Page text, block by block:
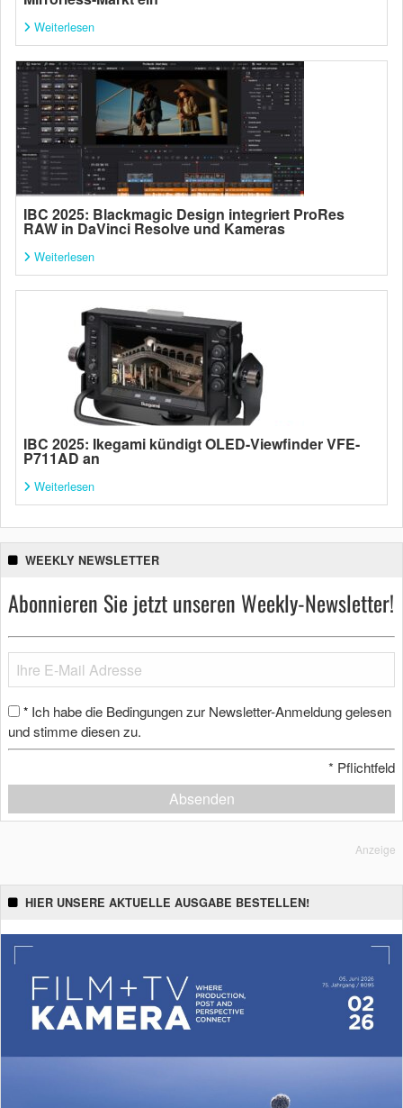
Weiterlesen
IBC 2025: Blackmagic Design integriert ProRes
RAW in DaVinci Resolve und Kameras
Weiterlesen
IBC 2025: Ikegami kündigt OLED-Viewfinder VFE-
P711AD an
Weiterlesen
WEEKLY NEWSLETTER
Abonnieren Sie jetzt unseren Weekly-Newsletter!
* Ich habe die Bedingungen zur Newsletter-Anmeldung gelesen
und stimme diesen zu.
* Pflichtfeld
Absenden
Anzeige
HIER UNSERE AKTUELLE AUSGABE BESTELLEN!